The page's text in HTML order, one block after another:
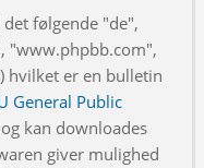
følgende "de",
"www.phpbb.com",
hvilket er en bulletin
General Public
kan downloades
giver mulighed